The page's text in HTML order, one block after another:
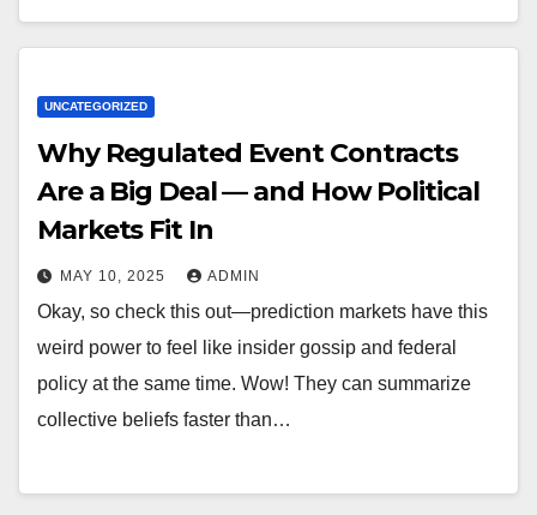
UNCATEGORIZED
Why Regulated Event Contracts
Are a Big Deal — and How Political
Markets Fit In
MAY 10, 2025 ADMIN
Okay, so check this out—prediction markets have this
weird power to feel like insider gossip and federal
policy at the same time. Wow! They can summarize
collective beliefs faster than…